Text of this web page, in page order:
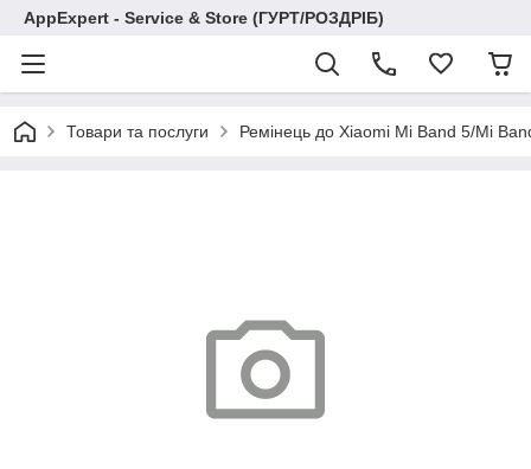
AppExpert - Service & Store (ГУРТ/РОЗДРІБ)
Товари та послуги Ремінець до Xiaomi Mi Band 5/Mi